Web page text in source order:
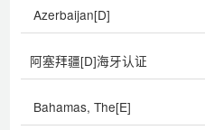
Azerbaijan[D]
阿塞拜疆[D]海牙认证
Bahamas, The[E]